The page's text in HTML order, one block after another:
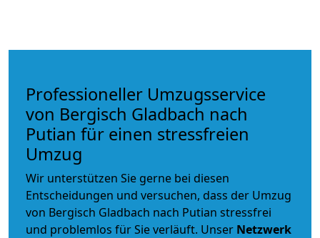
Professioneller Umzugsservice
von Bergisch Gladbach nach
Putian für einen stressfreien
Umzug
Wir unterstützen Sie gerne bei diesen
Entscheidungen und versuchen, dass der Umzug
von Bergisch Gladbach nach Putian stressfrei
und problemlos für Sie verläuft. Unser Netzwerk